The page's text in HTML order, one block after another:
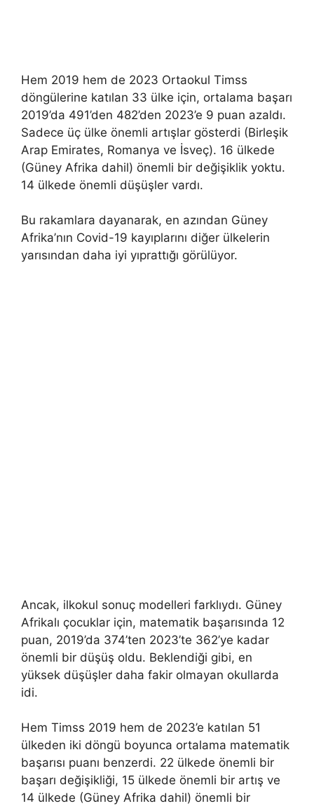
Hem 2019 hem de 2023 Ortaokul Timss
döngülerine katılan 33 ülke için, ortalama başarı
2019’da 491’den 482’den 2023’e 9 puan azaldı.
Sadece üç ülke önemli artışlar gösterdi (Birleşik
Arap Emirates, Romanya ve İsveç). 16 ülkede
(Güney Afrika dahil) önemli bir değişiklik yoktu.
14 ülkede önemli düşüşler vardı.
Bu rakamlara dayanarak, en azından Güney
Afrika’nın Covid-19 kayıplarını diğer ülkelerin
yarısından daha iyi yıprattığı görülüyor.
Ancak, ilkokul sonuç modelleri farklıydı. Güney
Afrikalı çocuklar için, matematik başarısında 12
puan, 2019’da 374’ten 2023’te 362’ye kadar
önemli bir düşüş oldu. Beklendiği gibi, en
yüksek düşüşler daha fakir olmayan okullarda
idi.
Hem Timss 2019 hem de 2023’e katılan 51
ülkeden iki döngü boyunca ortalama matematik
başarısı puanı benzerdi. 22 ülkede önemli bir
başarı değişikliği, 15 ülkede önemli bir artış ve
14 ülkede (Güney Afrika dahil) önemli bir